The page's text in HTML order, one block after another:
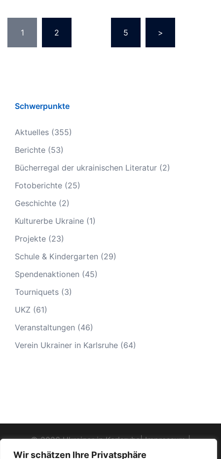
Wir schätzen Ihre Privatsphäre
1 2 5 >
Schwerpunkte
Aktuelles (355)
Berichte (53)
Bücherregal der ukrainischen Literatur (2)
Fotoberichte (25)
Geschichte (2)
Kulturerbe Ukraine (1)
Projekte (23)
Schule & Kindergarten (29)
Spendenaktionen (45)
Tourniquets (3)
UKZ (61)
Veranstaltungen (46)
Verein Ukrainer in Karlsruhe (64)
© 2026 Ukrainer in Karlsruhe|Impressum|
Datenschutz|Termine - Veranstaltungen